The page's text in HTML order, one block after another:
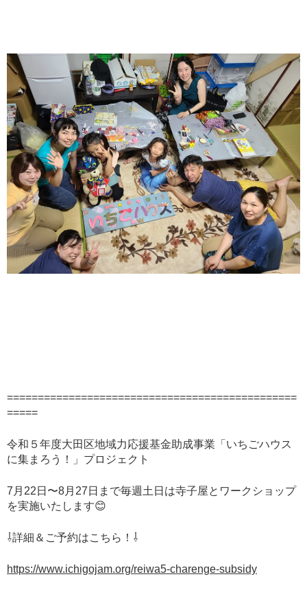
===============================================
=====
令和５年度大田区地域力応援基金助成事業「いちごハウス
に集まろう！」プロジェクト
7月22日〜8月27日まで毎週土日は寺子屋とワークショップ
を実施いたします😊
⇩詳細＆ご予約はこちら！⇩
https://www.ichigojam.org/reiwa5-charenge-subsidy